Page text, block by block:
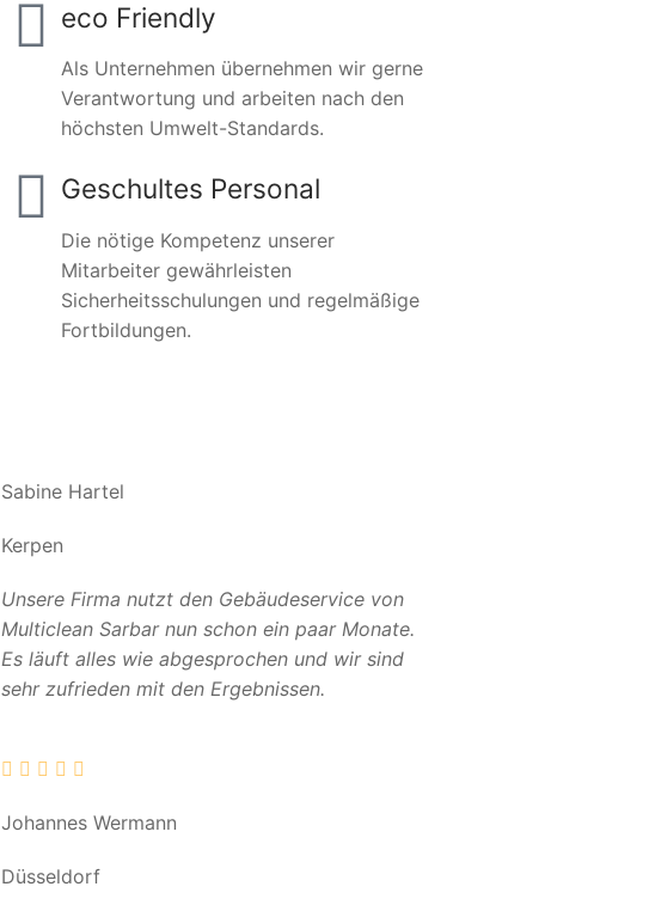
eco Friendly
Als Unternehmen übernehmen wir gerne
Verantwortung und arbeiten nach den
höchsten Umwelt-Standards.
Geschultes Personal
Die nötige Kompetenz unserer
Mitarbeiter gewährleisten
Sicherheitsschulungen und regelmäßige
Fortbildungen.
Sabine Hartel
Kerpen
Unsere Firma nutzt den Gebäudeservice von
Multiclean Sarbar nun schon ein paar Monate.
Es läuft alles wie abgesprochen und wir sind
sehr zufrieden mit den Ergebnissen.
Johannes Wermann
Düsseldorf